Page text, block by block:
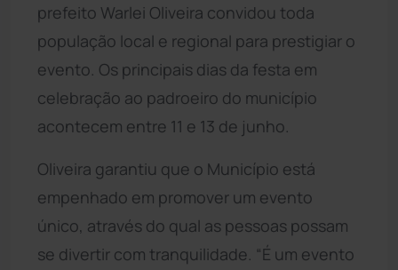
prefeito Warlei Oliveira convidou toda
população local e regional para prestigiar o
evento. Os principais dias da festa em
celebração ao padroeiro do município
acontecem entre 11 e 13 de junho.
Oliveira garantiu que o Município está
empenhado em promover um evento
único, através do qual as pessoas possam
se divertir com tranquilidade. “É um evento